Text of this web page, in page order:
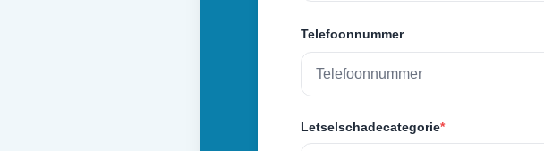
Telefoonnummer
Letselschadecategorie*